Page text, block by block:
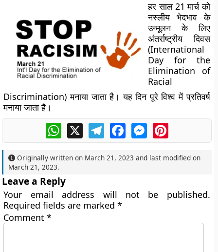
हर साल 21 मार्च को
नस्लीय भेदभाव के
उन्मूलन के लिए
अंतर्राष्ट्रीय दिवस
(International
Day for the
Elimination of
Racial
Discrimination) मनाया जाता है। यह दिन पूरे विश्व में प्रतिवर्ष
मनाया जाता है।
WhatsApp
X TelegramFacebookMessengerPinterest
Originally written on March 21, 2023 and last modified on
March 21, 2023.
Leave a Reply
Your email address will not be published.
Required fields are marked*
Comment*